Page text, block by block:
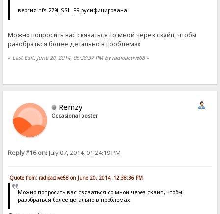
версия hfs.279i_SSL_FR русифицирована.
Можно попросить вас связаться со мной через скайп, чтобы
разобраться более детально в проблемах
« Last Edit: June 20, 2014, 05:28:37 PM by radioactive68»
Remzy
Occasional poster
Reply #16 on:July 07, 2014, 01:24:19 PM
Quote from: radioactive68 on June 20, 2014, 12:38:36 PM
Можно попросить вас связаться со мной через скайп, чтобы
разобраться более детально в проблемах